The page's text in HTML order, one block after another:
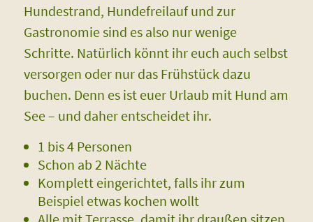
Hundestrand, Hundefreilauf und zur
Gastronomie sind es also nur wenige
Schritte. Natürlich könnt ihr euch auch selbst
versorgen oder nur das Frühstück dazu
buchen. Denn es ist euer Urlaub mit Hund am
See – und daher entscheidet ihr.
1 bis 4 Personen
Schon ab 2 Nächte
Komplett eingerichtet, falls ihr zum
Beispiel etwas kochen wollt